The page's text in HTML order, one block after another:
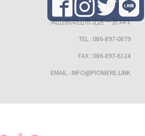
〒701-1211
岡山県岡山市北区一宮34-1
TEL : 086-897-0879
FAX : 086-897-6124
EMAIL : INFO@PIONIERE.LINK